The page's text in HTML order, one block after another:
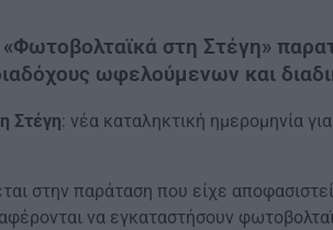
στη Στέγη»
ωφελούμενων και
Στέγη: νέα καταληκτική ημερομηνία
στην παράταση που είχε
να εγκαταστήσουν